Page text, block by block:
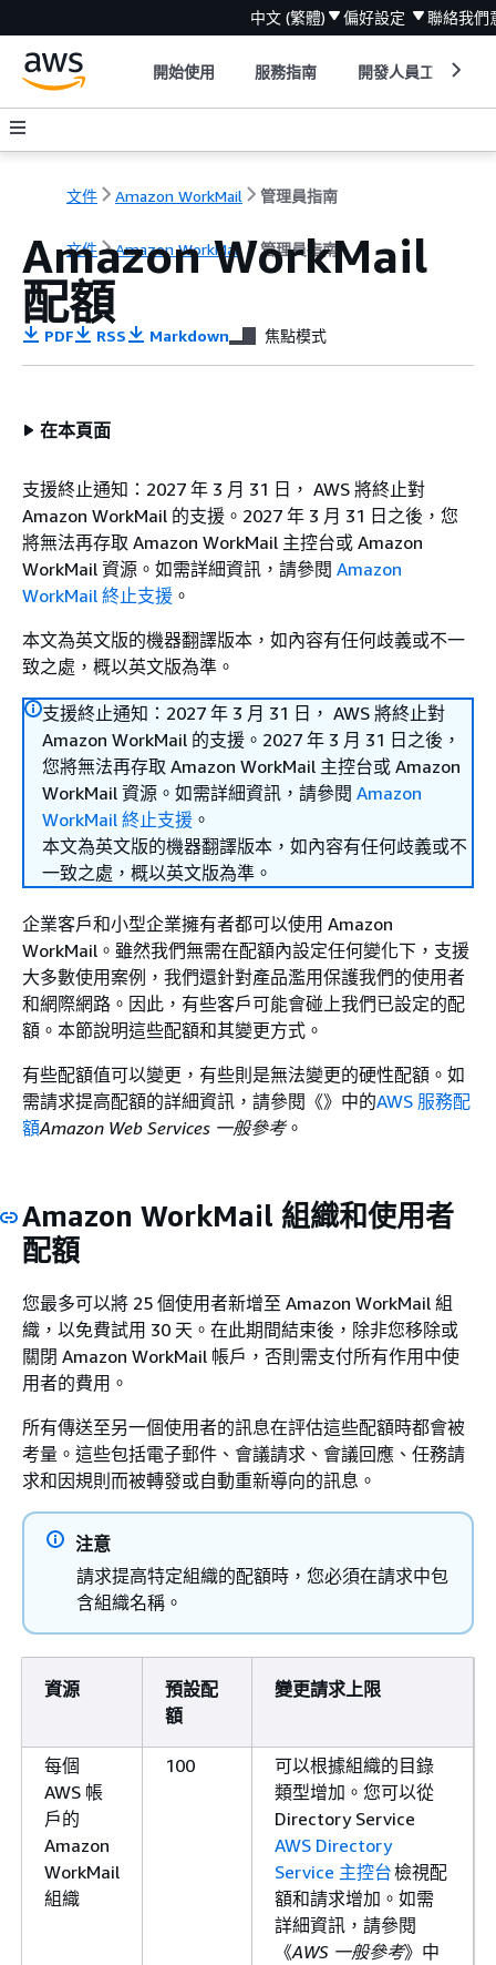
中文 (繁體) 偏好設定 聯絡我們
開始使用 服務指南 開發人員工具
文件 Amazon WorkMail 管理員指南
文件 Amazon WorkMail 管理員指南
Amazon WorkMail
配額
PDF RSS Markdown 焦點模式
在本頁面
支援終止通知：2027 年 3 月 31 日， AWS 將終止對
Amazon WorkMail 的支援。2027 年 3 月 31 日之後，您
將無法再存取 Amazon WorkMail 主控台或 Amazon
WorkMail 資源。如需詳細資訊，請參閱 Amazon
WorkMail 終止支援 。
本文為英文版的機器翻譯版本，如內容有任何歧義或不一
致之處，概以英文版為準。
支援終止通知：2027 年 3 月 31 日， AWS 將終止對
Amazon WorkMail 的支援。2027 年 3 月 31 日之後，
您將無法再存取 Amazon WorkMail 主控台或 Amazon
WorkMail 資源。如需詳細資訊，請參閱 Amazon
WorkMail 終止支援 。
本文為英文版的機器翻譯版本，如內容有任何歧義或不
一致之處，概以英文版為準。
企業客戶和小型企業擁有者都可以使用 Amazon
WorkMail。雖然我們無需在配額內設定任何變化下，支援
大多數使用案例，我們還針對產品濫用保護我們的使用者
和網際網路。因此，有些客戶可能會碰上我們已設定的配
額。本節說明這些配額和其變更方式。
有些配額值可以變更，有些則是無法變更的硬性配額。如
需請求提高配額的詳細資訊，請參閱《》中的AWS 服務配
額Amazon Web Services 一般參考。
Amazon WorkMail 組織和使用者
配額
您最多可以將 25 個使用者新增至 Amazon WorkMail 組
織，以免費試用 30 天。在此期間結束後，除非您移除或
關閉 Amazon WorkMail 帳戶，否則需支付所有作用中使
用者的費用。
所有傳送至另一個使用者的訊息在評估這些配額時都會被
考量。這些包括電子郵件、會議請求、會議回應、任務請
求和因規則而被轉發或自動重新導向的訊息。
注意
請求提高特定組織的配額時，您必須在請求中包
含組織名稱。
資源
預設配
額
變更請求上限
每個
AWS 帳
戶的
Amazon
WorkMail
組織
100
可以根據組織的目錄
類型增加。您可以從
Directory Service
AWS Directory
Service 主控台檢視配
額和請求增加。如需
詳細資訊，請參閱
《AWS 一般參考》中